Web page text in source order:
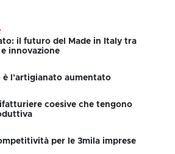
il futuro del Made in Italy tra
innovazione
è l’artigianato aumentato
coesive che tengono
per le 3mila imprese